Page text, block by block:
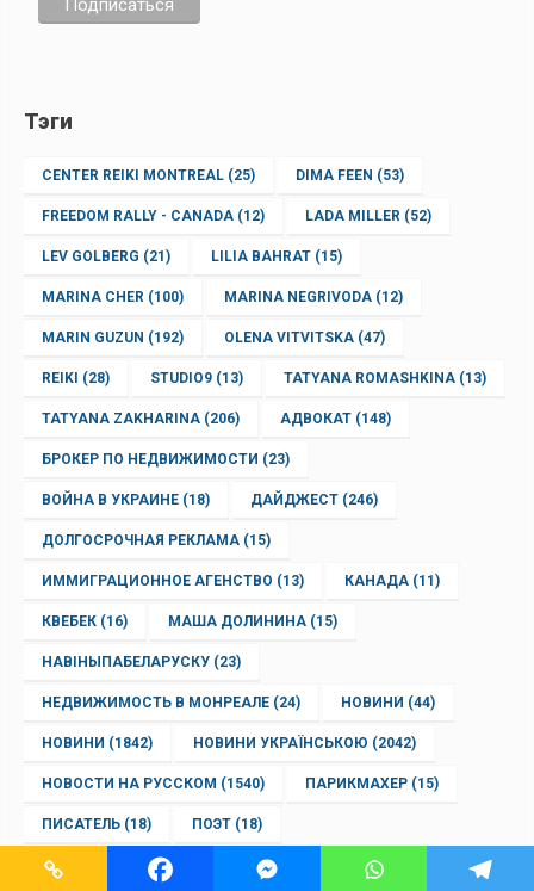
Тэги
CENTER REIKI MONTREAL (25) DIMA FEEN (53)
FREEDOM RALLY - CANADA (12) LADA MILLER (52)
LEV GOLBERG (21) LILIA BAHRAT (15)
MARINA CHER (100) MARINA NEGRIVODA (12)
MARIN GUZUN (192) OLENA VITVITSKA (47)
REIKI (28) STUDIO9 (13) TATYANA ROMASHKINA (13)
TATYANA ZAKHARINA (206) АДВОКАТ (148)
БРОКЕР ПО НЕДВИЖИМОСТИ (23)
ВОЙНА В УКРАИНЕ (18) ДАЙДЖЕСТ (246)
ДОЛГОСРОЧНАЯ РЕКЛАМА (15)
ИММИГРАЦИОННОЕ АГЕНСТВО (13) КАНАДА (11)
КВЕБЕК (16) МАША ДОЛИНИНА (15)
НАВІНЫПАБЕЛАРУСКУ (23)
НЕДВИЖИМОСТЬ В МОНРЕАЛЕ (24) НОВИНИ (44)
НОВИНИ (1842) НОВИНИ УКРАЇНСЬКОЮ (2042)
НОВОСТИ НА РУССКОМ (1540) ПАРИКМАХЕР (15)
ПИСАТЕЛЬ (18) ПОЭТ (18)
ПСИХОЛОГИЯ ОТНОШЕНИЙ (15) ПСИХОТЕРАПЕВТ (15)